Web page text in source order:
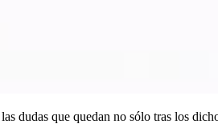
dudas que quedan no sólo tras los